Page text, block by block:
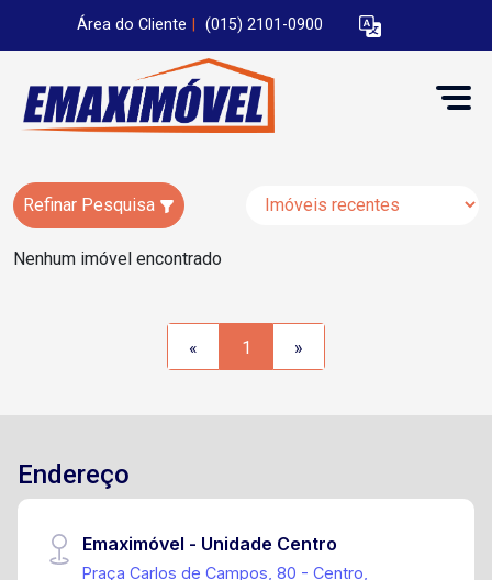
Área do Cliente (015) 2101-0900
Refinar Pesquisa
Nenhum imóvel encontrado
« 1 »
Endereço
Emaximóvel - Unidade Centro
Praça Carlos de Campos, 80 - Centro,